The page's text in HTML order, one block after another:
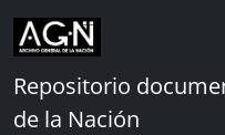
Skip to main content
Repositorio
de la Nación